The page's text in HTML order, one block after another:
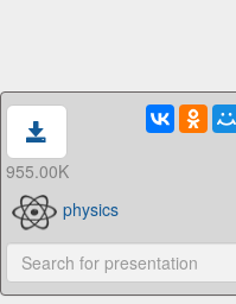
955.00K
physics